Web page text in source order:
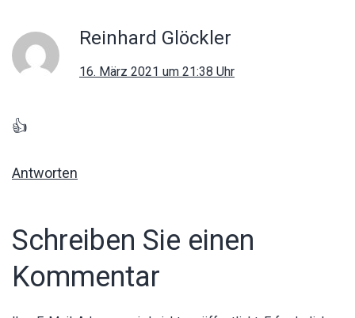
Reinhard Glöckler
16. März 2021 um 21:38 Uhr
👍
Antworten
Schreiben Sie einen
Kommentar